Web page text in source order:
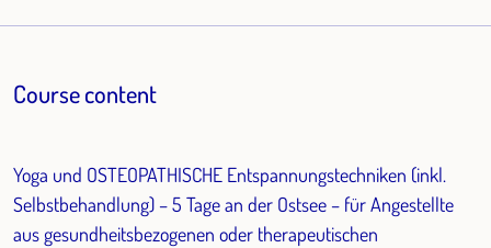
Course content
Yoga und OSTEOPATHISCHE Entspannungstechniken (inkl.
Selbstbehandlung) – 5 Tage an der Ostsee – für Angestellte
aus gesundheitsbezogenen oder therapeutischen